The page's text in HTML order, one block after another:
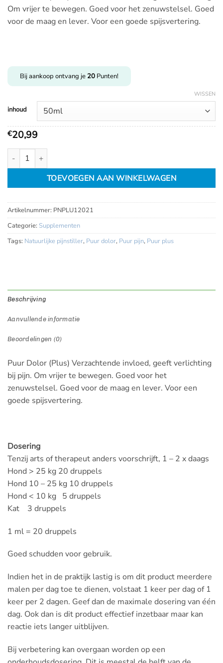
tot
€
Om vrijer te bewegen. Goed voor het zenuwstelsel. Goed
voor de maag en lever. Voor een goede spijsvertering.
Bij aankoop ontvang je 20 Punten!
inhoud
WISSEN
€20,99
Puur Dolor (Plus) aantal
TOEVOEGEN AAN WINKELWAGEN
Artikelnummer: PNPLU12021
Categorie: Supplementen
Tags: Natuurlijke pijnstiller, Puur dolor, Puur pijn, Puur plus
Beschrijving
Aanvullende informatie
Beoordelingen (0)
Puur Dolor (Plus) Verzachtende invloed, geeft verlichting
bij pijn. Om vrijer te bewegen. Goed voor het
zenuwstelsel. Goed voor de maag en lever. Voor een
goede spijsvertering.
Dosering
Tenzij arts of therapeut anders voorschrijft, 1 – 2 x daags
Hond > 25 kg 20 druppels
Hond 10 – 25 kg 10 druppels
Hond < 10 kg 5 druppels
Kat 3 druppels
1 ml = 20 druppels
Goed schudden voor gebruik.
Indien het in de praktijk lastig is om dit product meerdere
malen per dag toe te dienen, volstaat 1 keer per dag of 1
keer per 2 dagen. Geef dan de maximale dosering van één
dag. Ook dan is dit product effectief inzetbaar maar kan
reactie iets langer uitblijven.
Bij verbetering kan overgaan worden op een